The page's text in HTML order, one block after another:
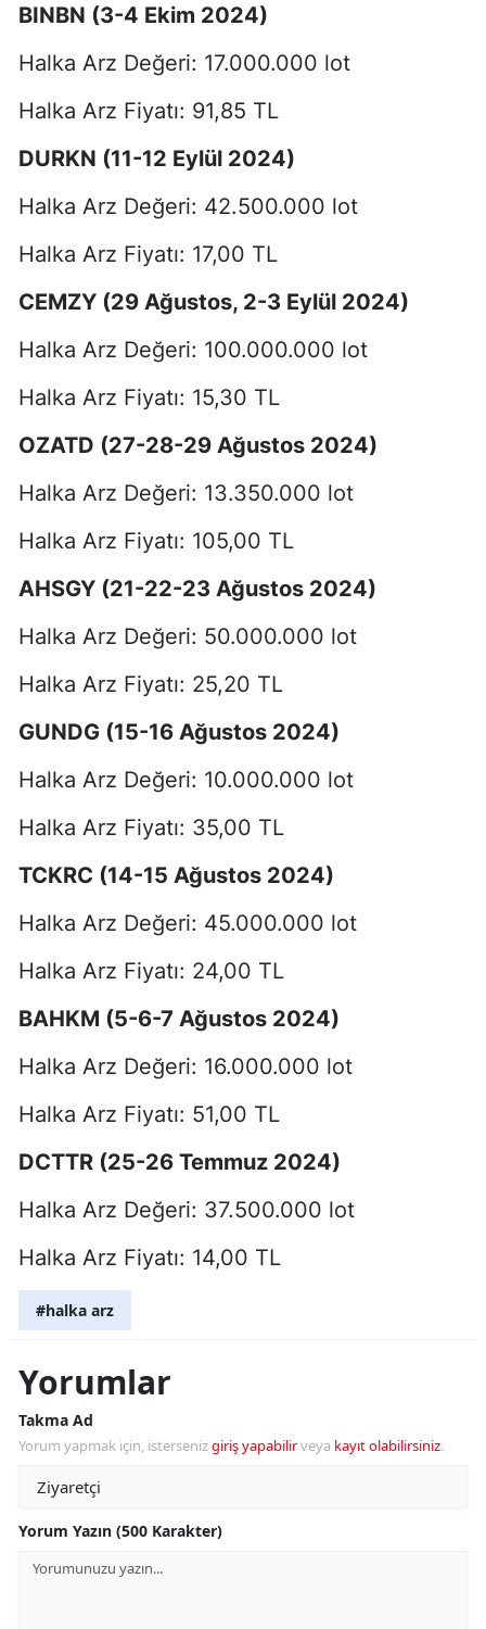
BINBN (3-4 Ekim 2024)
Halka Arz Değeri: 17.000.000 lot
Halka Arz Fiyatı: 91,85 TL
DURKN (11-12 Eylül 2024)
Halka Arz Değeri: 42.500.000 lot
Halka Arz Fiyatı: 17,00 TL
CEMZY (29 Ağustos, 2-3 Eylül 2024)
Halka Arz Değeri: 100.000.000 lot
Halka Arz Fiyatı: 15,30 TL
OZATD (27-28-29 Ağustos 2024)
Halka Arz Değeri: 13.350.000 lot
Halka Arz Fiyatı: 105,00 TL
AHSGY (21-22-23 Ağustos 2024)
Halka Arz Değeri: 50.000.000 lot
Halka Arz Fiyatı: 25,20 TL
GUNDG (15-16 Ağustos 2024)
Halka Arz Değeri: 10.000.000 lot
Halka Arz Fiyatı: 35,00 TL
TCKRC (14-15 Ağustos 2024)
Halka Arz Değeri: 45.000.000 lot
Halka Arz Fiyatı: 24,00 TL
BAHKM (5-6-7 Ağustos 2024)
Halka Arz Değeri: 16.000.000 lot
Halka Arz Fiyatı: 51,00 TL
DCTTR (25-26 Temmuz 2024)
Halka Arz Değeri: 37.500.000 lot
Halka Arz Fiyatı: 14,00 TL
#halka arz
Yorumlar
Takma Ad
Yorum yapmak için, istersenizgiriş yapabilirveya kayıt olabilirsiniz.
Yorum Yazın (500 Karakter)